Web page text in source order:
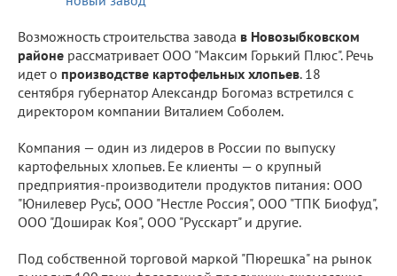
Возможность строительства завода в Новозыбковском
районе рассматривает ООО "Максим Горький Плюс". Речь
идет о производстве картофельных хлопьев. 18
сентября губернатор Александр Богомаз встретился с
директором компании Виталием Соболем.
Компания — один из лидеров в России по выпуску
картофельных хлопьев. Ее клиенты — о крупный
предприятия-производители продуктов питания: ООО
"Юнилевер Русь", ООО "Нестле Россия", ООО "ТПК Биофуд",
ООО "Доширак Коя", ООО "Русскарт" и другие.
Под собственной торговой маркой "Пюрешка" на рынок